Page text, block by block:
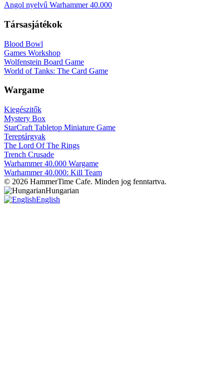
Angol nyelvű Warhammer 40.000
Társasjátékok
Blood Bowl
Games Workshop
Wolfenstein Board Game
World of Tanks: The Card Game
Wargame
Kiegészitők
Mystery Box
StarCraft Tabletop Miniature Game
Tereptárgyak
The Lord Of The Rings
Trench Crusade
Warhammer 40.000 Wargame
Warhammer 40.000: Kill Team
© 2026 HammerTime Cafe. Minden jog fenntartva.
Hungarian
English